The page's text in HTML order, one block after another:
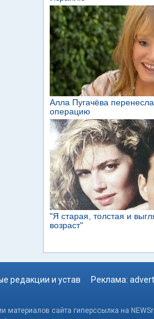
редакции и устав Реклама:
сайта гиперссылка на